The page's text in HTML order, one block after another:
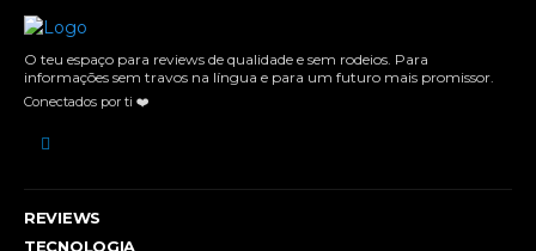
O teu espaço para reviews de qualidade e sem rodeios. Para
informações sem travos na língua e para um futuro mais promissor.
Conectados por ti ❤️
REVIEWS
TECNOLOGIA